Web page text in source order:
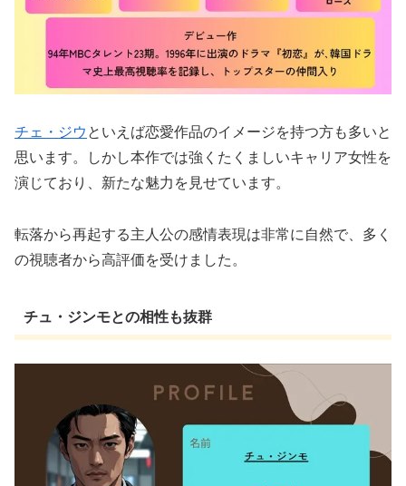
チェ・ジウ といえば恋愛作品のイメージを持つ方も多いと
思います。しかし本作では強くたくましいキャリア女性を
演じており、新たな魅力を見せています。
転落から再起する主人公の感情表現は非常に自然で、多く
の視聴者から高評価を受けました。
チュ・ジンモとの相性も抜群